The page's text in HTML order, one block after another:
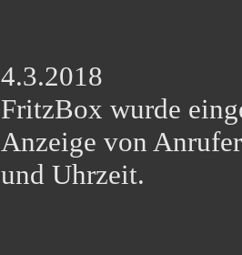
4.3.2018
FritzBox wurde
Anzeige von
und Uhrzeit.